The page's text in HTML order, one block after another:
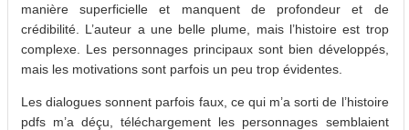
manière superficielle et manquent de profondeur et de
crédibilité. L’auteur a une belle plume, mais l’histoire est trop
complexe. Les personnages principaux sont bien développés,
mais les motivations sont parfois un peu trop évidentes.
Les dialogues sonnent parfois faux, ce qui m’a sorti de l’histoire
pdfs m’a déçu, téléchargement les personnages semblaient